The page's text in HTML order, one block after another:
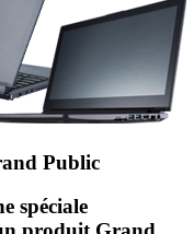
Public
spéciale